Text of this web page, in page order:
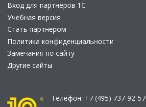
Вход для партнеров 1С
Учебная версия
Стать партнером
Политика конфиденциальности
Замечания по сайту
Другие сайты
Телефон: +7 (495) 737-92-57